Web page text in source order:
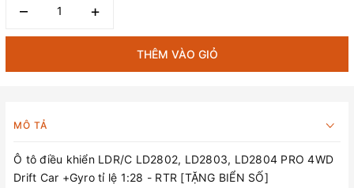
– +
THÊM VÀO GIỎ
MÔ TẢ
Ô tô điều khiển LDR/C LD2802, LD2803, LD2804 PRO 4WD
Drift Car +Gyro tỉ lệ 1:28 - RTR [TẶNG BIỂN SỐ]